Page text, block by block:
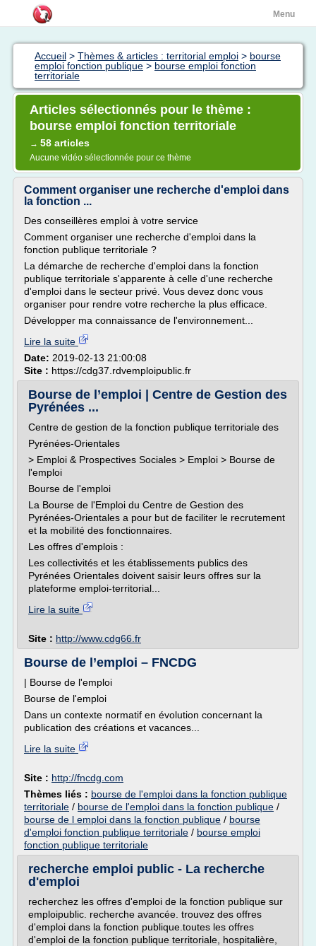
Menu
Accueil > Thèmes & articles : territorial emploi > bourse
emploi fonction publique > bourse emploi fonction
territoriale
Articles sélectionnés pour le thème :
bourse emploi fonction territoriale
→ 58 articles
Aucune vidéo sélectionnée pour ce thème
Comment organiser une recherche d'emploi dans
la fonction ...
Des conseillères emploi à votre service
Comment organiser une recherche d'emploi dans la
fonction publique territoriale ?
La démarche de recherche d'emploi dans la fonction
publique territoriale s'apparente à celle d'une recherche
d'emploi dans le secteur privé. Vous devez donc vous
organiser pour rendre votre recherche la plus efficace.
Développer ma connaissance de l'environnement...
Lire la suite
Date: 2019-02-13 21:00:08
Site : https://cdg37.rdvemploipublic.fr
Bourse de l’emploi | Centre de Gestion des
Pyrénées ...
Centre de gestion de la fonction publique territoriale des
Pyrénées-Orientales
> Emploi & Prospectives Sociales > Emploi > Bourse de
l'emploi
Bourse de l'emploi
La Bourse de l'Emploi du Centre de Gestion des
Pyrénées-Orientales a pour but de faciliter le recrutement
et la mobilité des fonctionnaires.
Les offres d'emplois :
Les collectivités et les établissements publics des
Pyrénées Orientales doivent saisir leurs offres sur la
plateforme emploi-territorial...
Lire la suite
Site : http://www.cdg66.fr
Bourse de l’emploi – FNCDG
| Bourse de l'emploi
Bourse de l'emploi
Dans un contexte normatif en évolution concernant la
publication des créations et vacances...
Lire la suite
Site : http://fncdg.com
Thèmes liés : bourse de l'emploi dans la fonction publique
territoriale / bourse de l'emploi dans la fonction publique /
bourse de l emploi dans la fonction publique / bourse
d'emploi fonction publique territoriale / bourse emploi
fonction publique territoriale
recherche emploi public - La recherche
d'emploi
recherchez les offres d'emploi de la fonction publique sur
emploipublic. recherche avancée. trouvez des offres
d'emploi dans la fonction publique.toutes les offres
d'emploi de la fonction publique territoriale, hospitalière,